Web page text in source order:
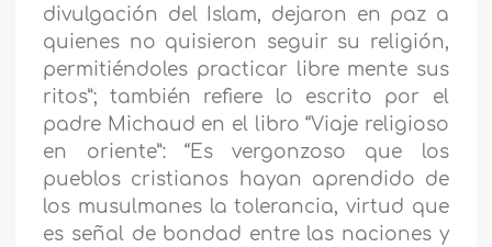
divulgación del Islam, dejaron en paz a
quienes no quisieron seguir su religión,
permitiéndoles practicar libre mente sus
ritos”; también refiere lo escrito por el
padre Michaud en el libro “Viaje religioso
en oriente”: “Es vergonzoso que los
pueblos cristianos hayan aprendido de
los musulmanes la tolerancia, virtud que
es señal de bondad entre las naciones y